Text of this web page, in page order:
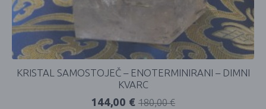
KRISTAL SAMOSTOJEČ – ENOTERMINIRANI – DIMNI
KVARC
180,00€
144,00 €